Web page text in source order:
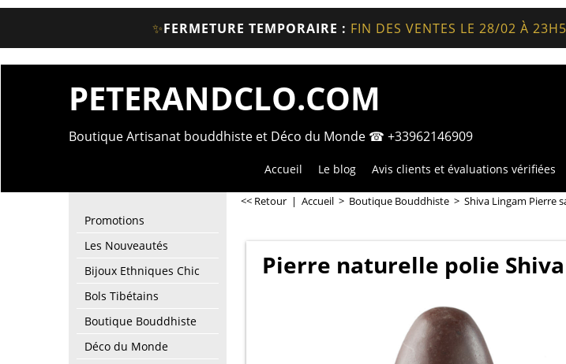
✨FERMETURE TEMPORAIRE : FIN DES VENTES LE 28/02 À
PETERANDCLO.COM
Boutique Artisanat bouddhiste et Déco du Monde ☎ +33962146909
Accueil Le blog Avis clients et évaluations vérifiées
Promotions
Les Nouveautés
Bijoux Ethniques Chic
Bols Tibétains
Boutique Bouddhiste
Déco du Monde
<< Retour | Accueil > Boutique Bouddhiste > Shiva Lingam Pierre
Pierre naturelle polie